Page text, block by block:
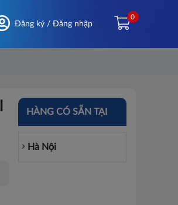
Đăng ký / Đăng nhập
0
HÀNG CÓ SẴN TẠI
Hà Nội